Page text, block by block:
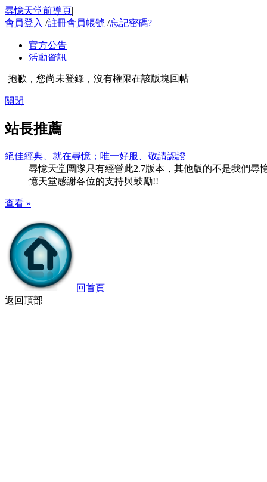
尋憶天堂前導頁|
會員登入 /註冊會員帳號 /忘記密碼?
抱歉，您尚未登錄，沒有權限在該版塊回帖
關閉
站長推薦
絕佳經典、就在尋憶；唯一好服、敬請認證
尋憶天堂團隊只有經營此2.7版本，其他版的不是我們尋
憶天堂感謝各位的支持與鼓勵!!
查看 »
回首頁
返回頂部